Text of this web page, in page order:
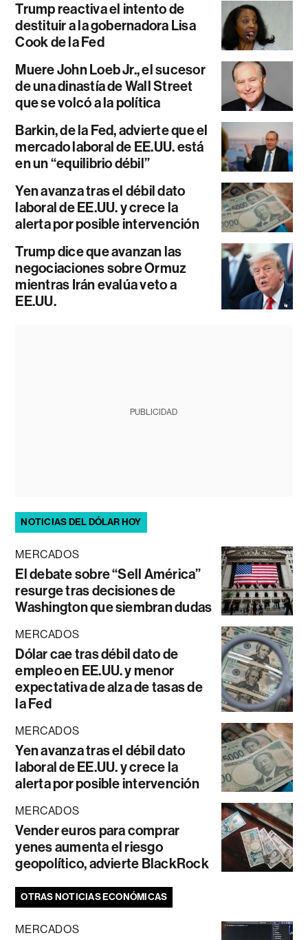
Trump reactiva el intento de
destituir a la gobernadora Lisa
Cook de la Fed
Muere John Loeb Jr., el sucesor
de una dinastía de Wall Street
que se volcó a la política
Barkin, de la Fed, advierte que el
mercado laboral de EE.UU. está
en un “equilibrio débil”
Yen avanza tras el débil dato
laboral de EE.UU. y crece la
alerta por posible intervención
Trump dice que avanzan las
negociaciones sobre Ormuz
mientras Irán evalúa veto a
EE.UU.
PUBLICIDAD
NOTICIAS DEL DÓLAR HOY
MERCADOS
El debate sobre “Sell América”
resurge tras decisiones de
Washington que siembran dudas
MERCADOS
Dólar cae tras débil dato de
empleo en EE.UU. y menor
expectativa de alza de tasas de
la Fed
MERCADOS
Yen avanza tras el débil dato
laboral de EE.UU. y crece la
alerta por posible intervención
MERCADOS
Vender euros para comprar
yenes aumenta el riesgo
geopolítico, advierte BlackRock
OTRAS NOTICIAS ECONÓMICAS
MERCADOS